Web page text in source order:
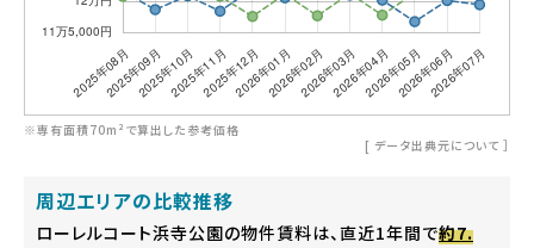
※専有面積70m²で算出した参考価格
[ データ出典元について ］
周辺エリアの比較推移
ローレルコート浜寺公園の物件賃料は、直近1年間で約7.